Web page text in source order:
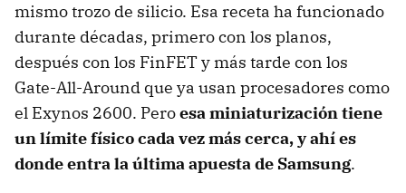
mismo trozo de silicio. Esa receta ha funcionado
durante décadas, primero con los planos,
después con los FinFET y más tarde con los
Gate-All-Around que ya usan procesadores como
el Exynos 2600. Peroesa miniaturización tiene
un límite físico cada vez más cerca, y ahí es
donde entra la última apuesta de Samsung.